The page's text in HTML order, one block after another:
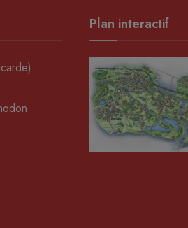
Plan interactif